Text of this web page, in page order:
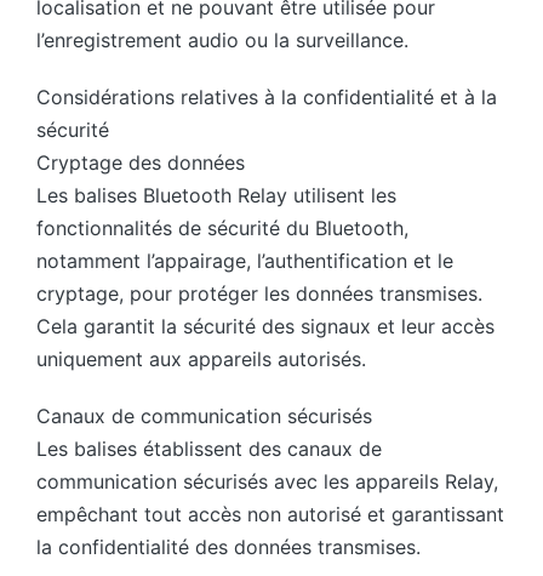
localisation et ne pouvant être utilisée pour
l’enregistrement audio ou la surveillance.
Considérations relatives à la confidentialité et à la
sécurité
Cryptage des données
Les balises Bluetooth Relay utilisent les
fonctionnalités de sécurité du Bluetooth,
notamment l’appairage, l’authentification et le
cryptage, pour protéger les données transmises.
Cela garantit la sécurité des signaux et leur accès
uniquement aux appareils autorisés.
Canaux de communication sécurisés
Les balises établissent des canaux de
communication sécurisés avec les appareils Relay,
empêchant tout accès non autorisé et garantissant
la confidentialité des données transmises.